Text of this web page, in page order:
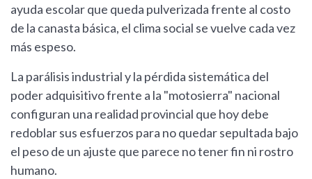
ayuda escolar que queda pulverizada frente al costo
de la canasta básica, el clima social se vuelve cada vez
más espeso.
La parálisis industrial y la pérdida sistemática del
poder adquisitivo frente a la "motosierra" nacional
configuran una realidad provincial que hoy debe
redoblar sus esfuerzos para no quedar sepultada bajo
el peso de un ajuste que parece no tener fin ni rostro
humano.